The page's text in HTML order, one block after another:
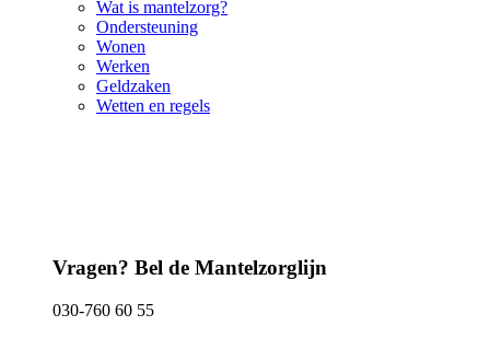
Wat is mantelzorg?
Ondersteuning
Wonen
Werken
Geldzaken
Wetten en regels
Vragen? Bel de Mantelzorglijn
030-760 60 55